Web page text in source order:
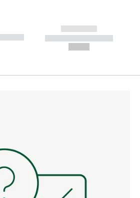
------------
----------- -----------